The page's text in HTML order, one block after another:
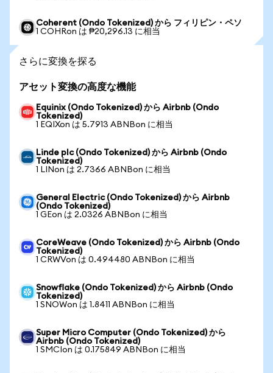
Coherent (Ondo Tokenized) から フィリピン・ペソ
1 COHRon は ₱20,296.13 に相当
さらに変換を探る
アセット変換の高度な機能
Equinix (Ondo Tokenized) から Airbnb (Ondo
Tokenized)
1 EQIXon は 5.7913 ABNBon に相当
Linde plc (Ondo Tokenized) から Airbnb (Ondo
Tokenized)
1 LINon は 2.7366 ABNBon に相当
General Electric (Ondo Tokenized) から Airbnb
(Ondo Tokenized)
1 GEon は 2.0326 ABNBon に相当
CoreWeave (Ondo Tokenized) から Airbnb (Ondo
Tokenized)
1 CRWVon は 0.494480 ABNBon に相当
Snowflake (Ondo Tokenized) から Airbnb (Ondo
Tokenized)
1 SNOWon は 1.8411 ABNBon に相当
Super Micro Computer (Ondo Tokenized) から
Airbnb (Ondo Tokenized)
1 SMCIon は 0.175849 ABNBon に相当